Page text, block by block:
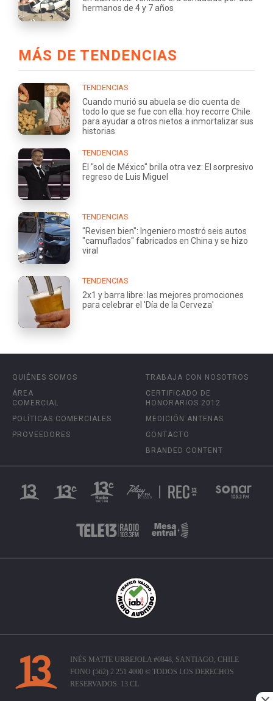
hermanos de 4 y 7 años
MÁS DE TENDENCIAS
TENDENCIAS
Cuando murió su abuela se dio cuenta de
todo lo que se fue con ella: hoy recorre Chile
para ayudar a otros nietos a inmortalizar sus
historias
TENDENCIAS
El "sol de México" brilla otra vez: El sorpresivo
regreso de Luis Miguel
TENDENCIAS
"Revisen bien": Ingeniero mostró seis autos
"camuflados" fabricados en China y se hizo
viral
TENDENCIAS
2x1 y barra libre: las mejores promociones
para celebrar el 'Día de la Cerveza'
QUIÉNES SOMOS
ÁREA
COMERCIAL
POLÍTICAS COMERCIALES
PROVEEDORES
TRABAJA CON NOSOTROS
CERTIFICADO DE
HONORARIOS 2012
MEDICIÓN ANTENAS
CONTACTO
BRANDED CONTENT
INÉS MATTE URREJOLA #0848, SANTIAGO, CHILE
FONO (562) 2 251 4000 © TODOS LOS DERECHOS
RESERVADOS. 13.CL